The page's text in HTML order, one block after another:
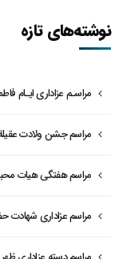
نوشته‌های تازه
مراسـم عزاداری ایـام
مراسم جشن ولادت
مراسم هفتگی هیات
مراسم عزاداری شهادت